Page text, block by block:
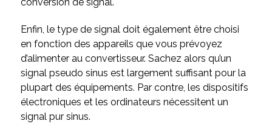
Enfin, le type de signal doit également être choisi
en fonction des appareils que vous prévoyez
d’alimenter au convertisseur. Sachez alors qu’un
signal pseudo sinus est largement suffisant pour la
plupart des équipements. Par contre, les dispositifs
électroniques et les ordinateurs nécessitent un
signal pur sinus.